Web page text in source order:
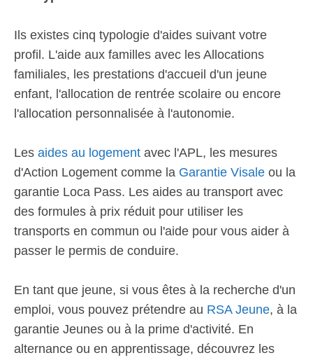
Ils existes cinq typologie d'aides suivant votre
profil. L'aide aux familles avec les Allocations
familiales, les prestations d'accueil d'un jeune
enfant, l'allocation de rentrée scolaire ou encore
l'allocation personnalisée à l'autonomie.
Les aides au logement avec l'APL, les mesures
d'Action Logement comme la Garantie Visale ou la
garantie Loca Pass. Les aides au transport avec
des formules à prix réduit pour utiliser les
transports en commun ou l'aide pour vous aider à
passer le permis de conduire.
En tant que jeune, si vous êtes à la recherche d'un
emploi, vous pouvez prétendre au RSA Jeune, à la
garantie Jeunes ou à la prime d'activité. En
alternance ou en apprentissage, découvrez les